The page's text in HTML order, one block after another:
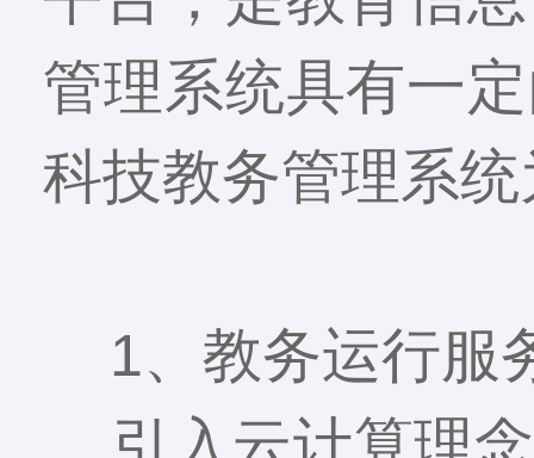
管理系统具有一
科技教务管理系
1、教务运行服
引入云计算理念